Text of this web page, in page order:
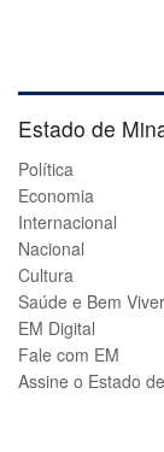
Estado de
Política
Economia
Internacional
Nacional
Cultura
Saúde e Bem Viver
EM Digital
Fale com EM
Assine o Estado